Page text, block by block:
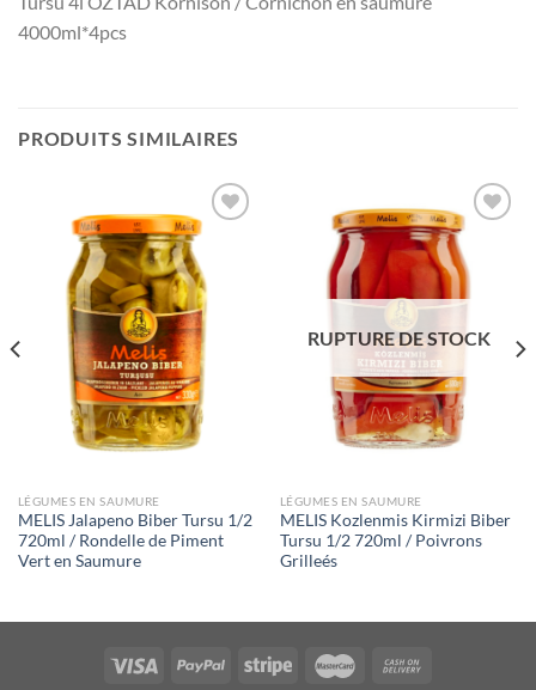
4000ml*4pcs
PRODUITS SIMILAIRES
Ajouter
à la liste
souhaits
LÉGUMES EN SAUMURE
MELIS Jalapeno Biber Tursu 1/2
720ml / Rondelle de Piment
Vert en Saumure
Ajouter
à la liste
RUPTURE DE STOCK
LÉGUMES EN SAUMURE
MELIS Kozlenmis Kirmizi Biber
Tursu 1/2 720ml / Poivrons
Grilleés